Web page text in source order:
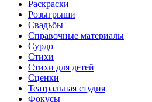
Раскраски
Розыгрыши
Свадьбы
Справочные материалы
Сурдо
Стихи
Стихи для детей
Сценки
Театральная студия
Фокусы